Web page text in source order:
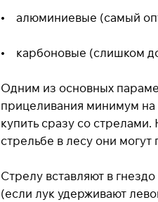
• алюминиевые (самый
• карбоновые (слишком
Одним из основных
прицеливания минимум на
купить сразу со
стрельбе в лесу они
Стрелу вставляют в
(если лук удерживают